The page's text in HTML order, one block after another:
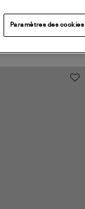
Paramètres des cookies